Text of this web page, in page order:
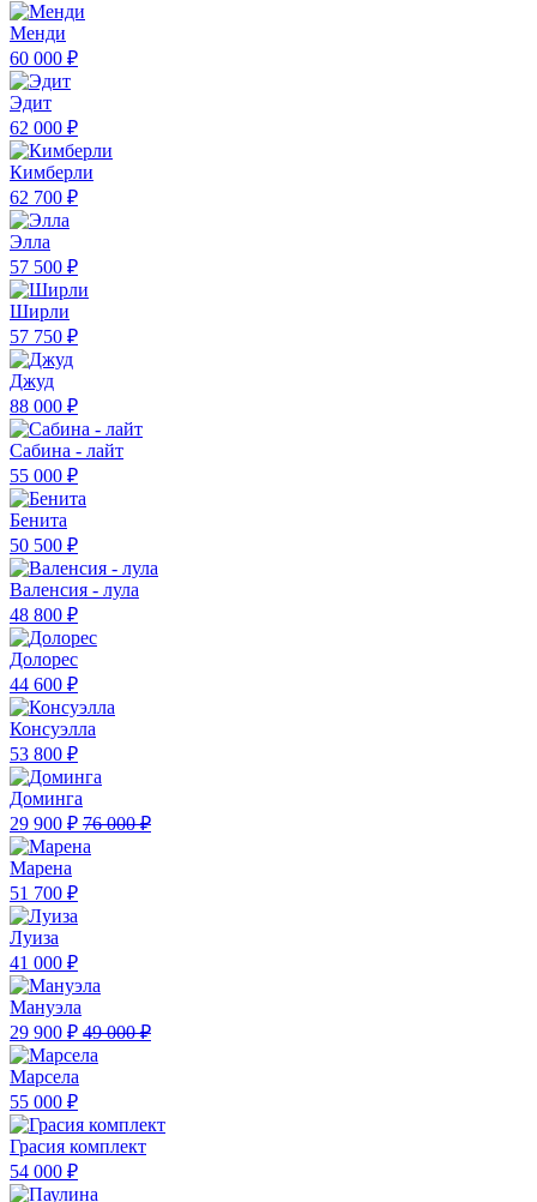
Менди
60 000 ₽
Эдит
62 000 ₽
Кимберли
62 700 ₽
Элла
57 500 ₽
Ширли
57 750 ₽
Джуд
88 000 ₽
Сабина - лайт
55 000 ₽
Бенита
50 500 ₽
Валенсия - лула
48 800 ₽
Долорес
44 600 ₽
Консуэлла
53 800 ₽
Доминга
29 900 ₽ 76 000 ₽
Марена
51 700 ₽
Луиза
41 000 ₽
Мануэла
29 900 ₽ 49 000 ₽
Марсела
55 000 ₽
Грасия комплект
54 000 ₽